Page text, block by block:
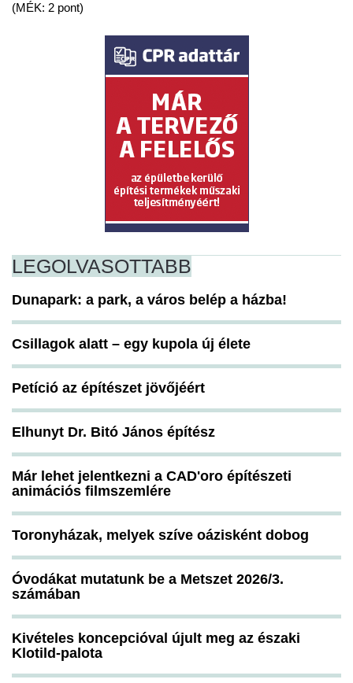
(MÉK: 2 pont)
LEGOLVASOTTABB
Dunapark: a park, a város belép a házba!
Csillagok alatt – egy kupola új élete
Petíció az építészet jövőjéért
Elhunyt Dr. Bitó János építész
Már lehet jelentkezni a CAD'oro építészeti
animációs filmszemlére
Toronyházak, melyek szíve oázisként dobog
Óvodákat mutatunk be a Metszet 2026/3.
számában
Kivételes koncepcióval újult meg az északi
Klotild-palota